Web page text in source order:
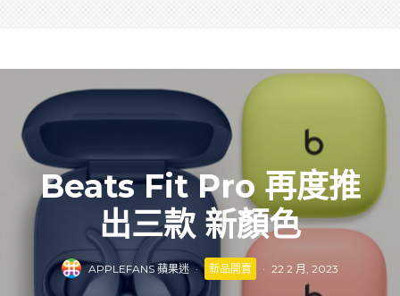
Beats Fit Pro 再度推
出三款 新顏色
APPLEFANS 蘋果迷 · 新品開賣 · 22 2 月, 2023